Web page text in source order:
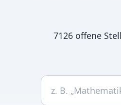
7126 offene